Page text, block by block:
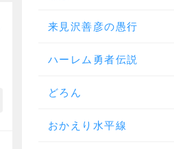
来見沢善彦の愚行
ハーレム勇者伝説
どろん
おかえり水平線